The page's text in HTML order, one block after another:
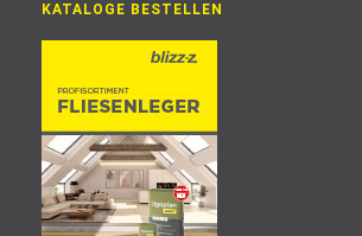
KATALOGE BESTELLEN